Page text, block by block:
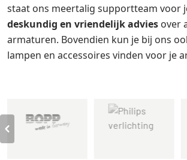
staat ons meertalig supportteam voor
deskundig en vriendelijk advies over
armaturen. Bovendien kun je bij ons
lampen en accessoires vinden voor je